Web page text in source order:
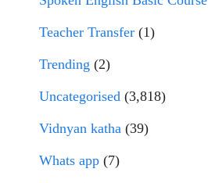
Teacher Transfer (1)
Trending (2)
Uncategorised (3,818)
Vidnyan katha (39)
Whats app (7)